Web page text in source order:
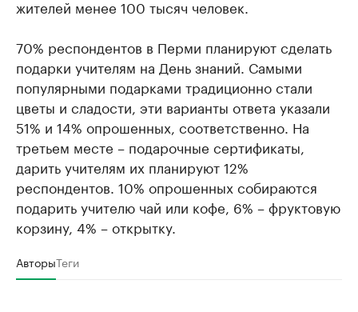
жителей менее 100 тысяч человек.
70% респондентов в Перми планируют сделать
подарки учителям на День знаний. Самыми
популярными подарками традиционно стали
цветы и сладости, эти варианты ответа указали
51% и 14% опрошенных, соответственно. На
третьем месте – подарочные сертификаты,
дарить учителям их планируют 12%
респондентов. 10% опрошенных собираются
подарить учителю чай или кофе, 6% – фруктовую
корзину, 4% – открытку.
АвторыТеги